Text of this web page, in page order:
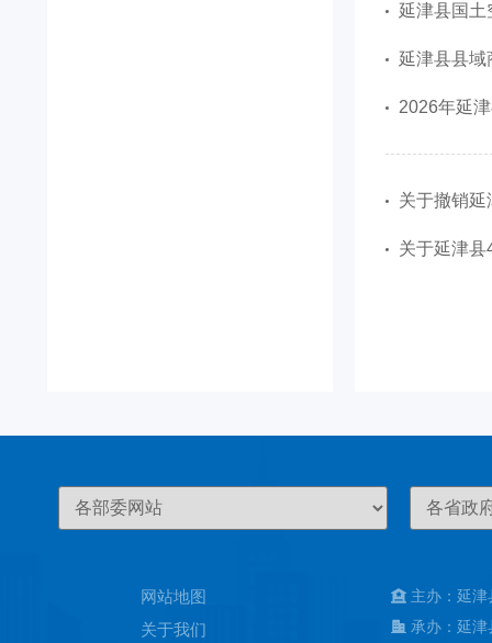
延津县国土
延津县县域
2026年延
关于撤销
关于延津
网站地图
关于我们
主办：延
承办：延